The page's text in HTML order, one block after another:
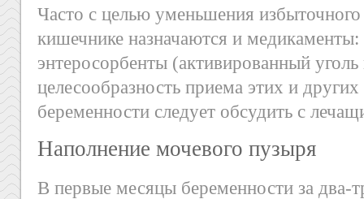
Часто с целью уменьшения избыточного
кишечнике назначаются и медикаменты:
энтеросорбенты (активированный
целесообразность приема этих и других
беременности следует обсудить с
Наполнение мочевого пузыря
В первые месяцы беременности за два-